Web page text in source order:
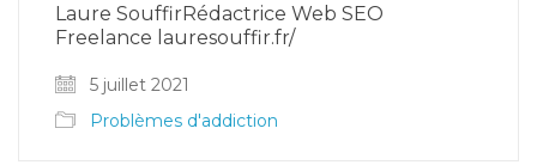
Laure SouffirRédactrice Web SEO
Freelance lauresouffir.fr/
5 juillet 2021
Problèmes d'addiction